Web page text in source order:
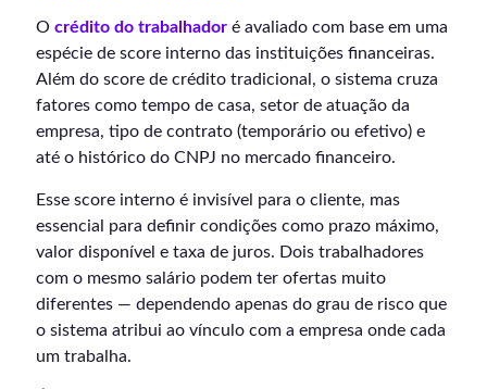
O crédito do trabalhador é avaliado com base em uma
espécie de score interno das instituições financeiras.
Além do score de crédito tradicional, o sistema cruza
fatores como tempo de casa, setor de atuação da
empresa, tipo de contrato (temporário ou efetivo) e
até o histórico do CNPJ no mercado financeiro.
Esse score interno é invisível para o cliente, mas
essencial para definir condições como prazo máximo,
valor disponível e taxa de juros. Dois trabalhadores
com o mesmo salário podem ter ofertas muito
diferentes — dependendo apenas do grau de risco que
o sistema atribui ao vínculo com a empresa onde cada
um trabalha.